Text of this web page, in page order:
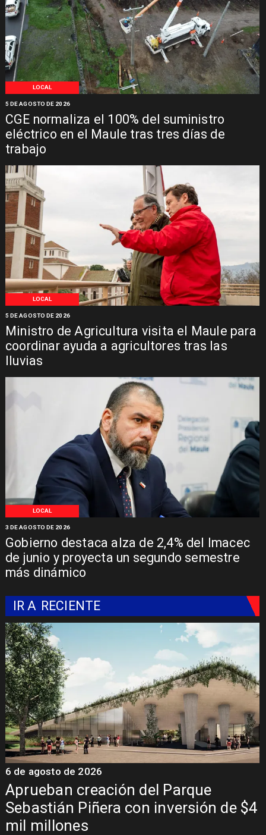
LOCAL
CGE normaliza el 100% del suministro
eléctrico en el Maule tras tres días de
trabajo
5 DE AGOSTO DE 2026
LOCAL
Ministro de Agricultura visita el Maule para
coordinar ayuda a agricultores tras las
lluvias
5 DE AGOSTO DE 2026
LOCAL
Gobierno destaca alza de 2,4% del Imacec
de junio y proyecta un segundo semestre
más dinámico
3 DE AGOSTO DE 2026
IR A RECIENTE
Aprueban creación del Parque
Sebastián Piñera con inversión de $4
mil millones
6 de agosto de 2026